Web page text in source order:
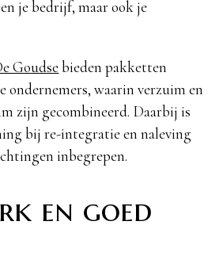
je bedrijf, maar ook je
Goudsebieden pakketten
ondernemers, waarin verzuim en
zijn gecombineerd. Daarbij is
bij re-integratie en naleving
inbegrepen.
en goed